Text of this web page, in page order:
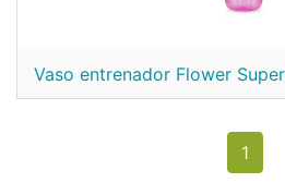
Vaso entrenador Flower
1